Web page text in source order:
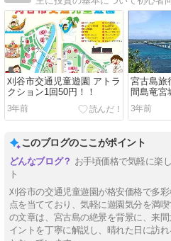
刈谷市交通児童遊園 アトラ
クション1回50円！！
3年前
宮古島旅
間島竜宮
港～中
ア
3年前
このブログのここがポイント
お手頃価格で気軽に楽
ト
刈谷市の交通児童遊園が格安価格で多
点を当てており、気軽に遊園気分を満
の文章は、宮古島の絶景を背景に、来
イントを丁寧に解説し、晴れた日に訪